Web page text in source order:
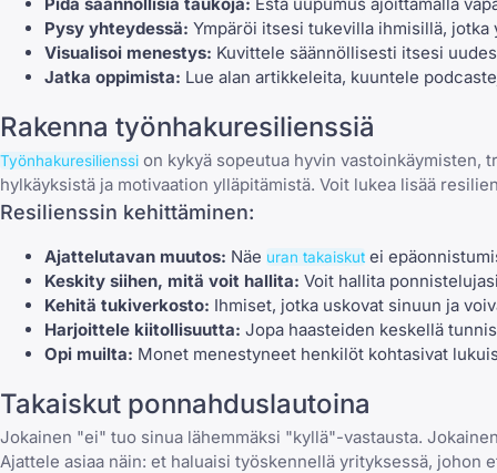
Pysy yhteydessä: Ympäröi itsesi tukevilla ihmisillä, jotka
Visualisoi menestys: Kuvittele säännöllisesti itsesi
Jatka oppimista: Lue alan artikkeleita, kuuntele
Rakenna työnhakuresilienssiä
Työnhakuresilienssi on kykyä sopeutua hyvin vastoinkäymisten,
hylkäyksistä ja motivaation ylläpitämistä. Voit lukea lisää
Resilienssin kehittäminen:
Ajattelutavan muutos: Näe uran takaiskut ei
Keskity siihen, mitä voit hallita: Voit hallita
Kehitä tukiverkosto: Ihmiset, jotka uskovat sinuun ja
Harjoittele kiitollisuutta: Jopa haasteiden keskellä
Opi muilta: Monet menestyneet henkilöt kohtasivat
Takaiskut ponnahduslautoina
Jokainen "ei" tuo sinua lähemmäksi "kyllä"-vastausta.
Ajattele asiaa näin: et haluaisi työskennellä yrityksessä,